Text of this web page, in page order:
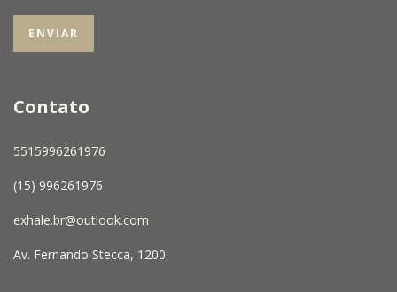
Contato
5515996261976
(15) 996261976
exhale.br@outlook.com
Av. Fernando Stecca, 1200